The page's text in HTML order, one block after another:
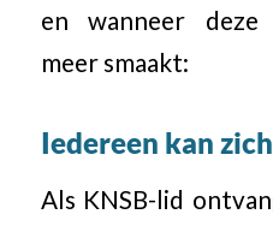
en wanneer deze
meer smaakt:
Iedereen kan
Als KNSB-lid